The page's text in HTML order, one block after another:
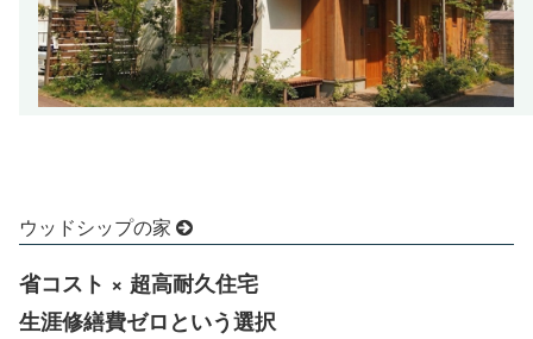
ウッドシップの家
省コスト × 超高耐久住宅
生涯修繕費ゼロという選択